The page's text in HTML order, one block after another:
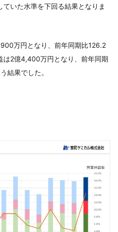
いた水準を下回る結果となりま
万円となり、前年同期比126.2
は2億4,400万円となり、前年同期
結果でした。